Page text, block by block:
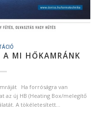
A MI HŐKAMRÁNK
Ha forróságra van
az új HB (Heating Box/melegítő
A tökéletesített…